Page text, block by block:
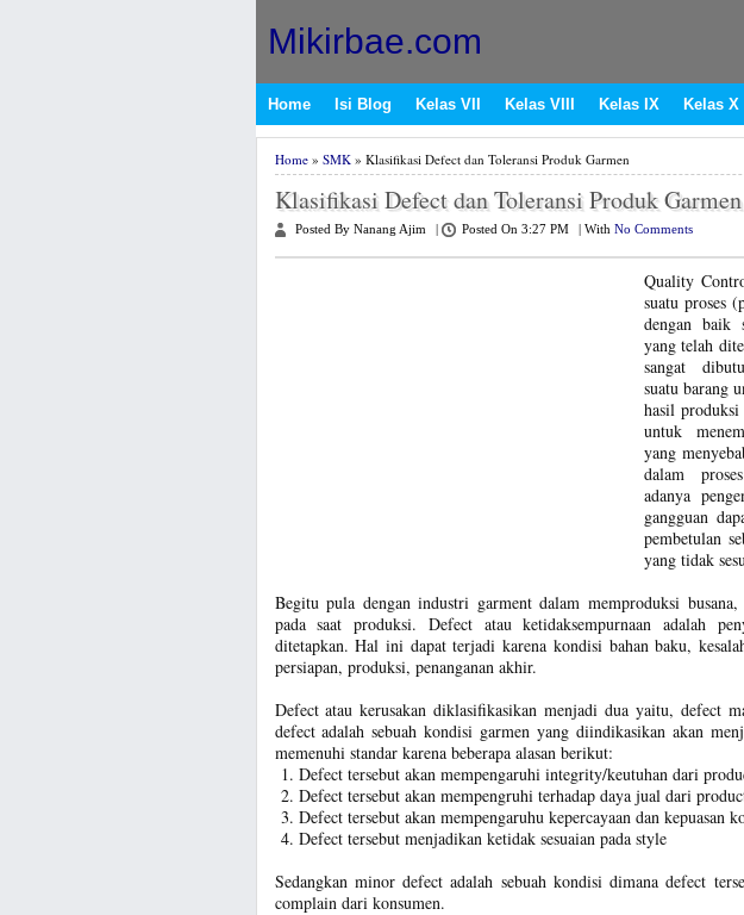
Mikirbae.com
Home Isi Blog Kelas VII Kelas VIII Kelas IX Kelas X
Home» SMK» Klasifikasi Defect dan Toleransi Produk Garmen
Klasifikasi Defect dan Toleransi Produk Garmen
Posted By Nanang Ajim Posted On 3:27 PM With No Comments
Quality
suatu proses
dengan baik
yang telah
sangat
suatu barang
hasil produksi
untuk
yang
dalam
adanya
gangguan
pembetulan
yang tidak
Begitu pula dengan industri garment dalam memproduksi busana,
pada saat produksi. Defect atau ketidaksempurnaan adalah
ditetapkan. Hal ini dapat terjadi karena kondisi bahan baku,
persiapan, produksi, penanganan akhir.
Defect atau kerusakan diklasifikasikan menjadi dua yaitu, defect
defect adalah sebuah kondisi garmen yang diindikasikan akan
memenuhi standar karena beberapa alasan berikut:
Defect tersebut akan mempengaruhi integrity/keutuhan dari
Defect tersebut akan mempengruhi terhadap daya jual dari
Defect tersebut akan mempengaruhu kepercayaan dan kepuasan
Defect tersebut menjadikan ketidak sesuaian pada style
Sedangkan minor defect adalah sebuah kondisi dimana defect
complain dari konsumen.